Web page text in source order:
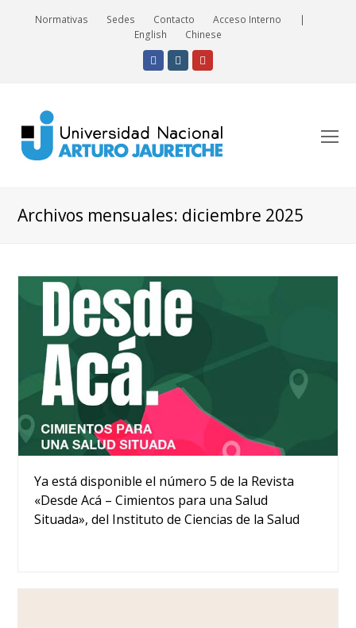
Normativas Sedes Contacto Acceso Interno
|
English
Chinese
FacebookInstagram
Archivos mensuales: diciembre 2025
Ya está disponible el número 5 de la Revista
«Desde Acá – Cimientos para una Salud
Situada», del Instituto de Ciencias de la Salud